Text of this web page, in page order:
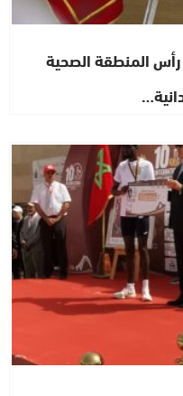
المنطقة الصحية